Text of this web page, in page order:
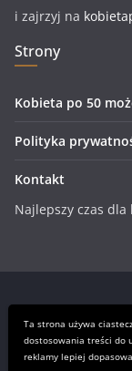
Ta strona używa
dostosowania treści do
reklamy lepiej
i zajrzyj na
Strony
Kobieta po 50
Polityka
Kontakt
Najlepszy czas dla
Prawa autorskie
Motyw: